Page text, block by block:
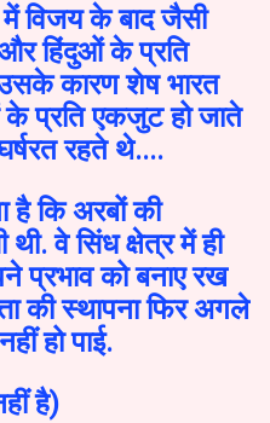
विजय के बाद जैसी
और हिंदुओं के प्रति
उसके कारण शेष भारत
के प्रति एकजुट हो जाते
रहते थे....
है कि अरबों की
वे सिंध क्षेत्र में ही
प्रभाव को बनाए रख
की स्थापना फिर अगले
हो पाई.
है)